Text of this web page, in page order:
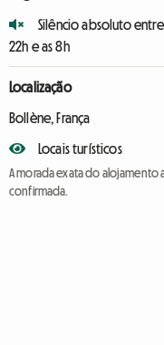
Silêncio absoluto entre
22h e as 8h
Localização
Bollène, França
Locais turísticos
A morada exata do alojamento
confirmada.